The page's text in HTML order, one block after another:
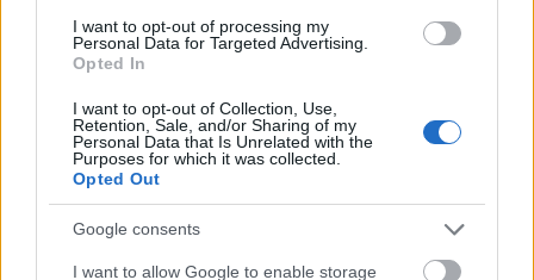
I want to opt-out of processing my
Personal Data for Targeted Advertising.
Opted In
I want to opt-out of Collection, Use,
Retention, Sale, and/or Sharing of my
Personal Data that Is Unrelated with the
Purposes for which it was collected.
Opted Out
Google consents
I want to allow Google to enable storage